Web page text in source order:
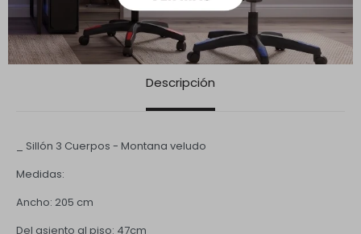
Descripción
_ Sillón 3 Cuerpos - Montana veludo
Medidas:
Ancho: 205 cm
Del asiento al piso: 47cm